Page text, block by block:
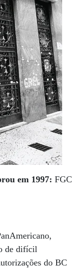
em 1997: FGC
de difícil
do BC